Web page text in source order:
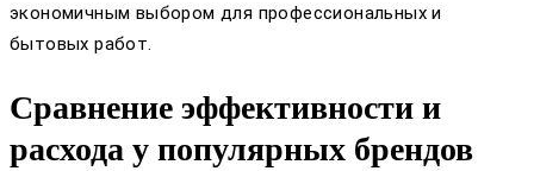
экономичным выбором для профессиональных и
бытовых работ.
Сравнение эффективности и
расхода у популярных брендов